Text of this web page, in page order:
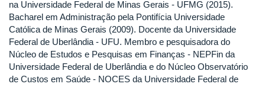
na Universidade Federal de Minas Gerais - UFMG (2015).
Bacharel em Administração pela Pontifícia Universidade
Católica de Minas Gerais (2009). Docente da Universidade
Federal de Uberlândia - UFU. Membro e pesquisadora do
Núcleo de Estudos e Pesquisas em Finanças - NEPFin da
Universidade Federal de Uberlândia e do Núcleo Observatório
de Custos em Saúde - NOCES da Universidade Federal de